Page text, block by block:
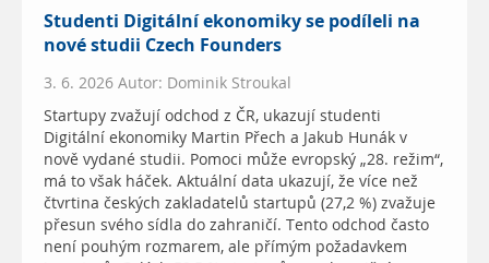
Studenti Digitální ekonomiky se podíleli na
nové studii Czech Founders
3. 6. 2026 Autor: Dominik Stroukal
Startupy zvažují odchod z ČR, ukazují studenti
Digitální ekonomiky Martin Přech a Jakub Hunák v
nově vydané studii. Pomoci může evropský „28. režim“,
má to však háček. Aktuální data ukazují, že více než
čtvrtina českých zakladatelů startupů (27,2 %) zvažuje
přesun svého sídla do zahraničí. Tento odchod často
není pouhým rozmarem, ale přímým požadavkem